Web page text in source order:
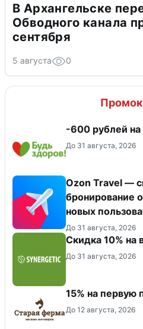
В Архангельске
Обводного канала
сентября
5 августа 0
-600 рублей
До 31 августа, 2026
Ozon Travel —
бронирование
новых
До 31 августа, 2026
Скидка 10% на
До 31 августа, 2026
15% на первую
До 12 августа, 2026